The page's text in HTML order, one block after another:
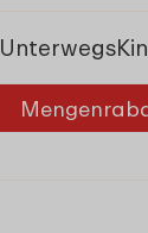
Unterwegs